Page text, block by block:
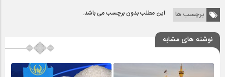
برچسب ها این مطلب بدون برچسب می باشد.
نوشته های مشابه